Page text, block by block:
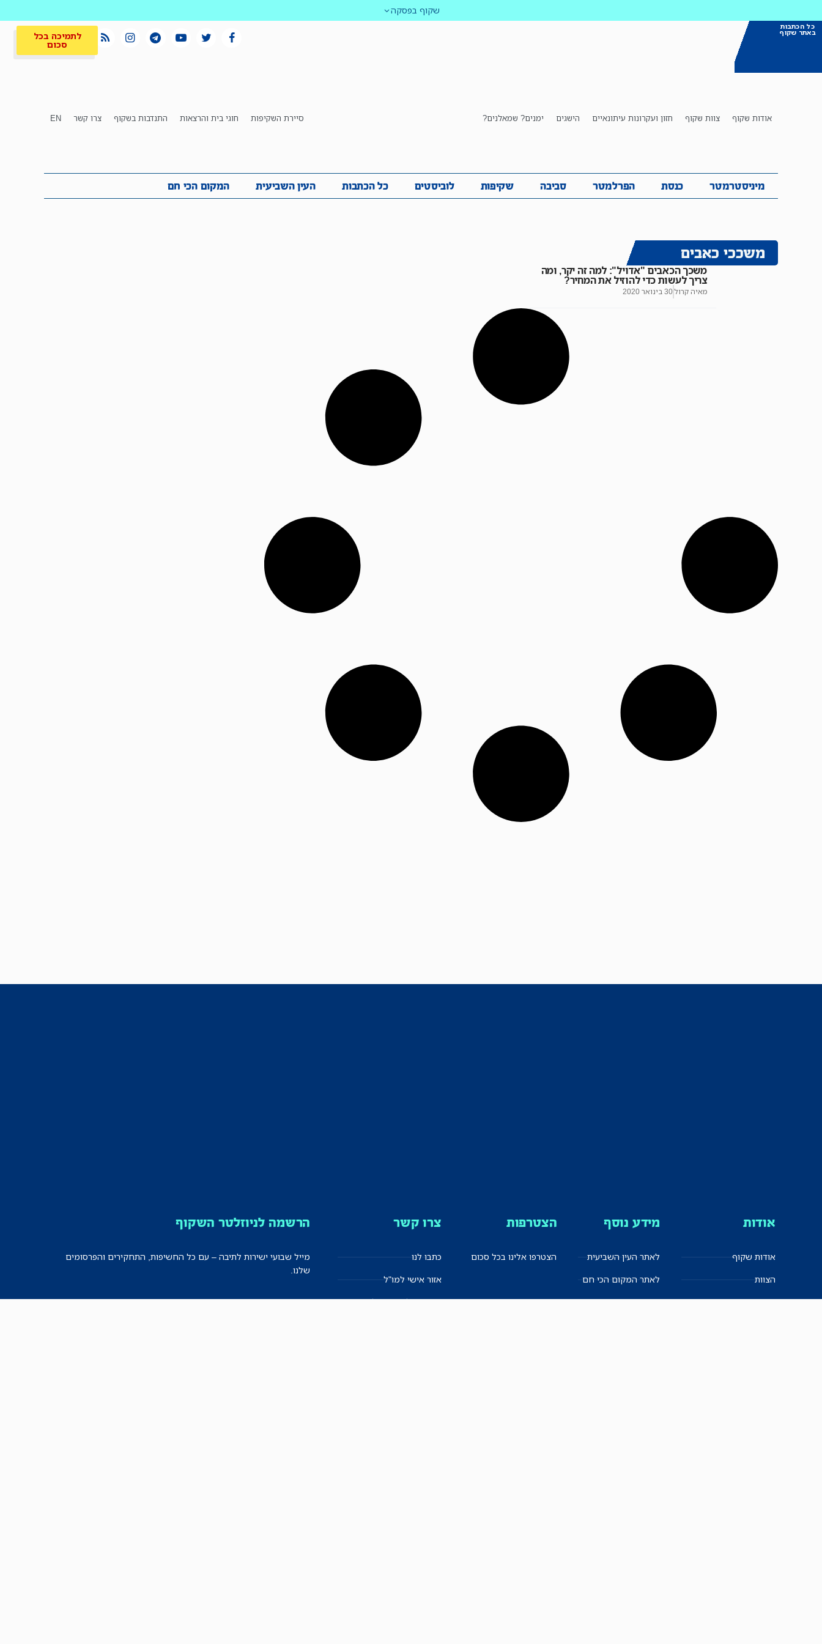
שקוף בפסקה
כל הכתבות
באתר שקוף לתמיכה בכל
סכום
אודות שקוף צוות שקוף חזון ועקרונות עיתונאיים הישגים ימנים? שמאלנים? סיירת השקיפות חוגי בית והרצאות התנדבות בשקוף צרו קשר EN
מיניסטרמטר כנסת הפרלמטר סביבה שקיפות לוביסטים כל הכתבות העין השביעית המקום הכי חם
מיניסטרמטר כנסת הפרלמטר סביבה שקיפות לוביסטים כל הכתבות העין השביעית המקום הכי חם לתמיכה בכל
משככי כאבים
משכך הכאבים "אדויל": למה זה יקר, ומה
צריך לעשות כדי להוזיל את המחיר?
מאיה קרול30 בינואר 2020
אודות
אודות שקוף
הצוות
הישגים
מידע נוסף
לאתר העין השביעית
לאתר המקום הכי חם
שקיפות עצמית
הצטרפות
הצטרפו אלינו בכל סכום
צרו קשר
כתבו לנו
אזור אישי למו"ל
תיבת הדלפות (מייל אדום)
הרשמה לניוזלטר השקוף
מייל שבועי ישירות לתיבה – עם כל החשיפות, התחקירים והפרסומים
שלנו.